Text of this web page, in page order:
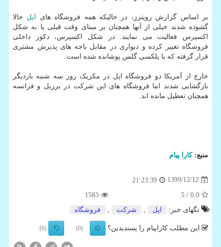
بر اساس گزارش رویترز، در حالیکه همه فروشگاه های اپل حالا
گشوده شدند خیلی از آنها همچنان بر مبنای وقت قبلی یا به شکل
اکسپرس فعالیت می نمایند. در شکل اکسپرس، دکور داخلی
فروشگاه تغییر کرده و دیواری در مقابل باجه های پذیرش مشتری
قرار گرفته که با پلکسی گلس پوشانده شده است.
خارج از آمریکا دو فروشگاه اپل در مکزیک روز سه شنبه باردیگر
بازگشایی شدند اما فروشگاه های این شرکت در برزیل و فرانسه
همچنان تعطیل مانده اند.
منبع:كارا پیام
1399/12/12
21:23:39
0.0
/ 5
1583
تگهای خبر:
اپل شركت فروشگاه
این مطلب کاراپیام را پسندیدین؟ (0)
(0)